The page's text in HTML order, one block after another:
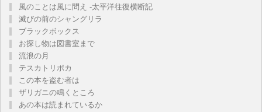
風のことは風に問え -太平洋往復横断記
滅びの前のシャングリラ
ブラックボックス
お探し物は図書室まで
流浪の月
テスカトリポカ
この本を盗む者は
ザリガニの鳴くところ
あの本は読まれているか